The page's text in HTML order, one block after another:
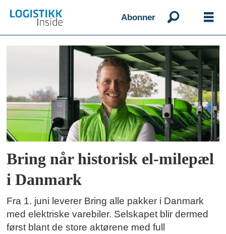
Abonner
Emne:
danmark
Bring når historisk el-milepæl
i Danmark
Fra 1. juni leverer Bring alle pakker i Danmark
med elektriske varebiler. Selskapet blir dermed
først blant de store aktørene med full